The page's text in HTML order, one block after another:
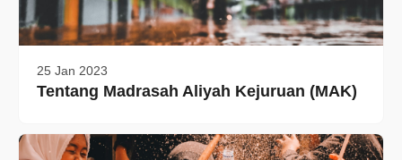
25 Jan 2023
Tentang Madrasah Aliyah Kejuruan (MAK)